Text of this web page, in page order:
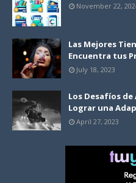
November 22,
Las Mejores
Encuentra tus
July 18, 2023
Los Desafíos de
Lograr una
April 27, 2023